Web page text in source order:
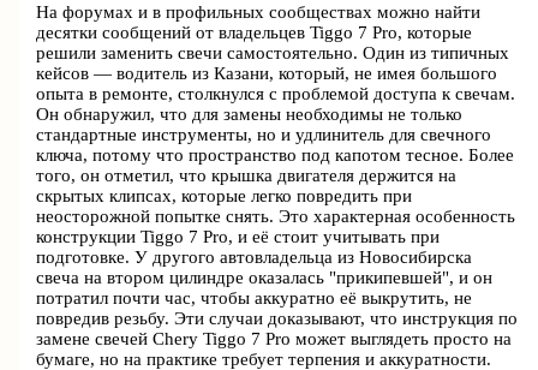
На форумах и в профильных сообществах можно найти
десятки сообщений от владельцев Tiggo 7 Pro, которые
решили заменить свечи самостоятельно. Один из типичных
кейсов — водитель из Казани, который, не имея большого
опыта в ремонте, столкнулся с проблемой доступа к свечам.
Он обнаружил, что для замены необходимы не только
стандартные инструменты, но и удлинитель для свечного
ключа, потому что пространство под капотом тесное. Более
того, он отметил, что крышка двигателя держится на
скрытых клипсах, которые легко повредить при
неосторожной попытке снять. Это характерная особенность
конструкции Tiggo 7 Pro, и её стоит учитывать при
подготовке. У другого автовладельца из Новосибирска
свеча на втором цилиндре оказалась "прикипевшей", и он
потратил почти час, чтобы аккуратно её выкрутить, не
повредив резьбу. Эти случаи доказывают, что инструкция по
замене свечей Chery Tiggo 7 Pro может выглядеть просто на
бумаге, но на практике требует терпения и аккуратности.